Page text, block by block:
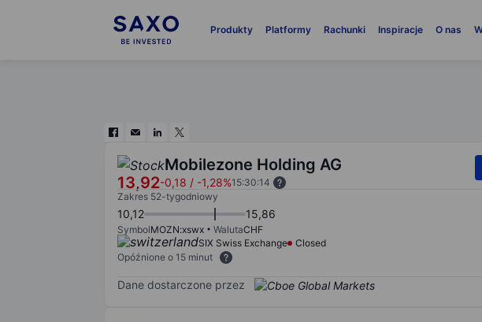
Produkty Platformy Rachunki Inspiracje O nas
Mobilezone Holding AG
13,92-0,18 / -1,28%15:30:14
Zakres 52-tygodniowy
10,12 15,86
SymbolMOZN:xswx WalutaCHF
SIX Swiss Exchange
Closed
Opóźnione o 15 minut
Dane dostarczone przez